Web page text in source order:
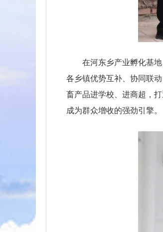
在河东乡产业孵化基
各乡镇优势互补、协同联
畜产品进学校、进商超，
成为群众增收的强劲引擎。